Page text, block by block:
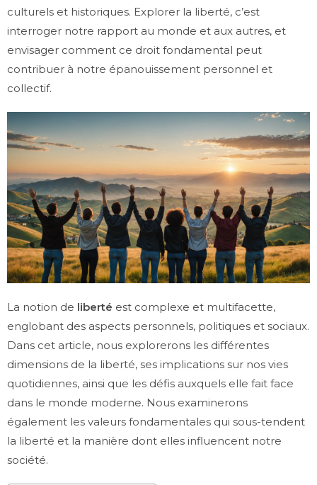
culturels et historiques. Explorer la liberté, c’est
interroger notre rapport au monde et aux autres, et
envisager comment ce droit fondamental peut
contribuer à notre épanouissement personnel et
collectif.
La notion de liberté est complexe et multifacette,
englobant des aspects personnels, politiques et sociaux.
Dans cet article, nous explorerons les différentes
dimensions de la liberté, ses implications sur nos vies
quotidiennes, ainsi que les défis auxquels elle fait face
dans le monde moderne. Nous examinerons
également les valeurs fondamentales qui sous-tendent
la liberté et la manière dont elles influencent notre
société.